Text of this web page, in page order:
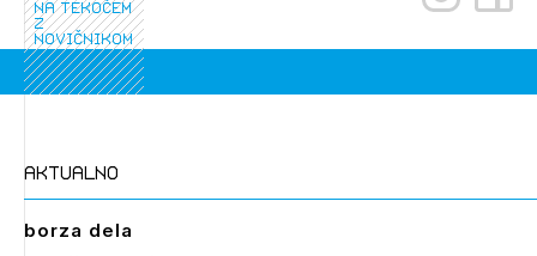
POZABLJENO GESLO
PRIJAVITE SE
na tekočem
z
novičnikom
aktualno
borza dela
Novičnik natečajev
Tedenski novičnik javnih naročil
Dnevne medijske objave
NAPREJ